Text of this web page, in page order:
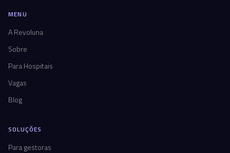
MENU
A Revoluna
Sobre
Para Hospitais
Vagas
Blog
SOLUÇÕES
Para gestoras